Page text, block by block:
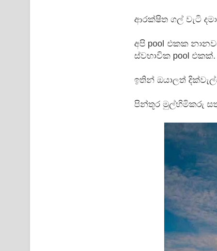
ආරක්ෂිත ගල් වැටි
අපි pool එකක
ස්වභාවික pool එකක්.
ඉතින් ඔයාලත්
පින්තූර මුල්හිමිකරු